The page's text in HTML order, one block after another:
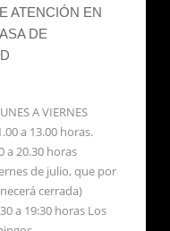
ATENCIÓN EN
DE
A VIERNES
a 13.00 horas.
a 20.30 horas
de julio, que por
cerrada)
a 19:30 horas Los